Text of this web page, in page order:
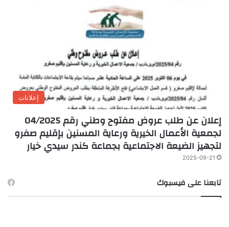
إعلانات
إعلان عن طلب عروض مفتوح وطني رقم 04/2025
لجمعية الأعمال الخيرية ورعاية المسنين بإقليم صفرو
لتجهيز الضيعة الاجتماعية بجماعة كندر سيدي خيار
2025-09-21
تابعنا على فيسبوك